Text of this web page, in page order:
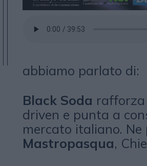
abbiamo parlato di:
Black Soda
driven e punta a
mercato italiano. Ne
Mastropasqua,